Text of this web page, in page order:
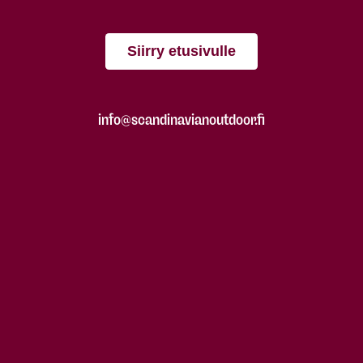
Siirry etusivulle
info@scandinavianoutdoor.fi